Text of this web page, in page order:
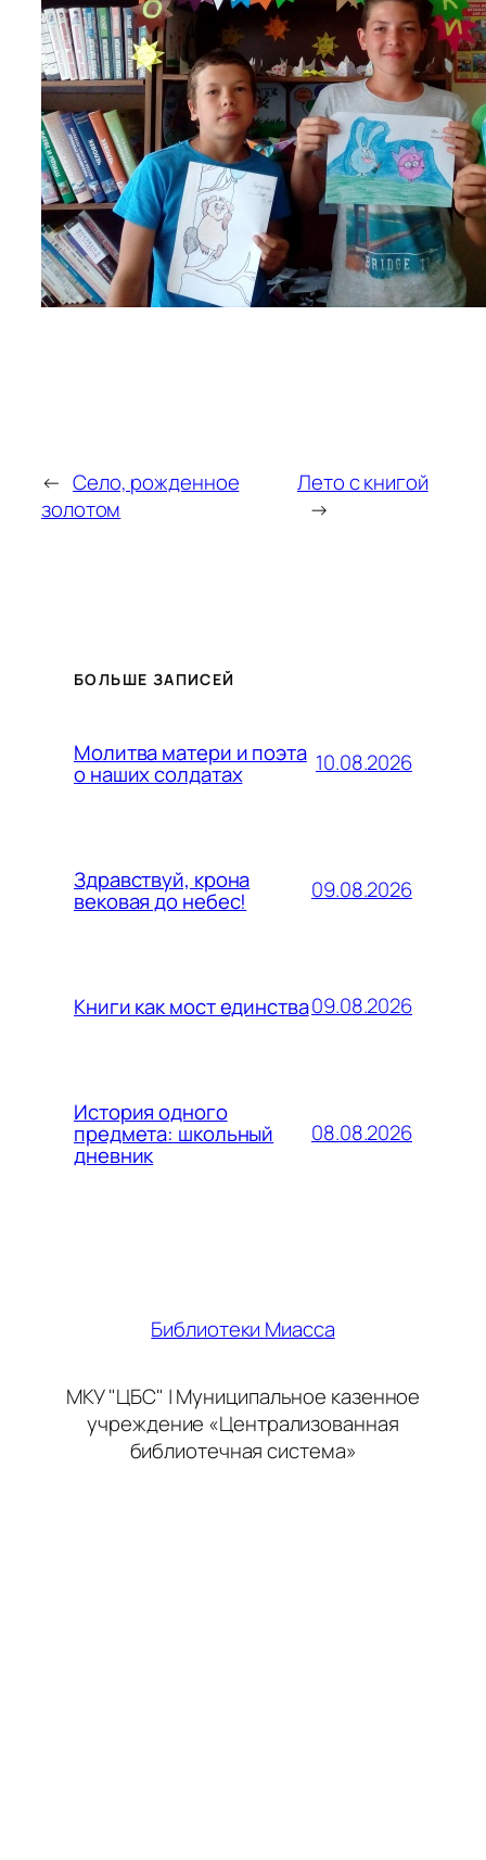
← Село, рожденное
золотом
Лето с книгой
→
БОЛЬШЕ ЗАПИСЕЙ
Молитва матери и поэта
о наших солдатах 10.08.2026
Здравствуй, крона
вековая до небес! 09.08.2026
Книги как мост единства09.08.2026
История одного
предмета: школьный
дневник
08.08.2026
Библиотеки Миасса
МКУ "ЦБС" | Муниципальное казенное
учреждение «Централизованная
библиотечная система»